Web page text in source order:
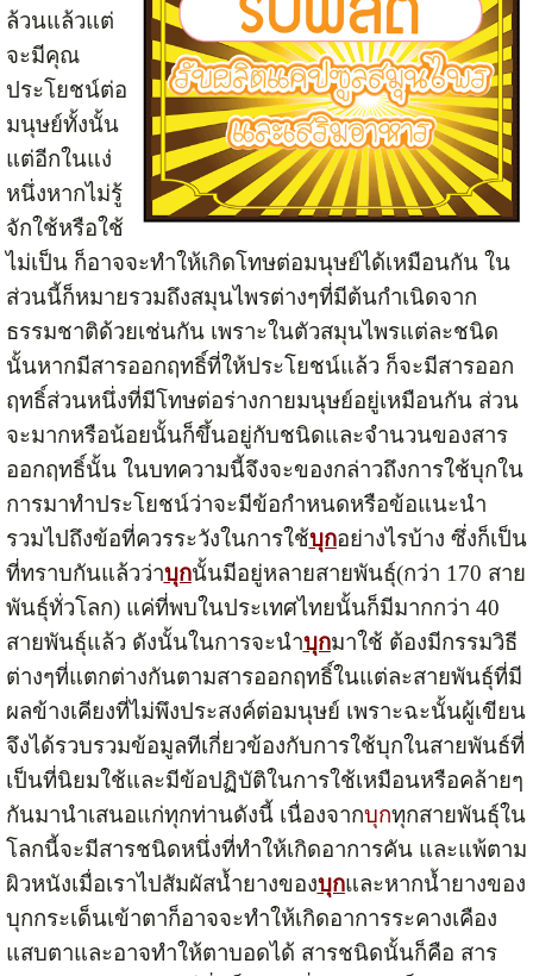
ล้วนแล้วแต่
จะมีคุณ
ประโยชน์ต่อ
มนุษย์ทั้งนั้น
แต่อีกในแง่
หนึ่งหากไม่รู้
จักใช้หรือใช้
ไม่เป็น ก็อาจจะทำให้เกิดโทษต่อมนุษย์ได้เหมือนกัน ใน
ส่วนนี้ก็หมายรวมถึงสมุนไพรต่างๆที่มีต้นกำเนิดจาก
ธรรมชาติด้วยเช่นกัน เพราะในตัวสมุนไพรแต่ละชนิด
นั้นหากมีสารออกฤทธิ์ที่ให้ประโยชน์แล้ว ก็จะมีสารออก
ฤทธิ์ส่วนหนึ่งที่มีโทษต่อร่างกายมนุษย์อยู่เหมือนกัน ส่วน
จะมากหรือน้อยนั้นก็ขึ้นอยู่กับชนิดและจำนวนของสาร
ออกฤทธิ์นั้น ในบทความนี้จึงจะของกล่าวถึงการใช้บุกใน
การมาทำประโยชน์ว่าจะมีข้อกำหนดหรือข้อแนะนำ
รวมไปถึงข้อที่ควรระวังในการใช้บุกอย่างไรบ้าง ซึ่งก็เป็น
ที่ทราบกันแล้วว่าบุกนั้นมีอยู่หลายสายพันธุ์(กว่า 170 สาย
พันธุ์ทั่วโลก) แค่ที่พบในประเทศไทยนั้นก็มีมากกว่า 40
สายพันธุ์แล้ว ดังนั้นในการจะนำบุกมาใช้ ต้องมีกรรมวิธี
ต่างๆที่แตกต่างกันตามสารออกฤทธิ์ในแต่ละสายพันธุ์ที่มี
ผลข้างเคียงที่ไม่พึงประสงค์ต่อมนุษย์ เพราะฉะนั้นผู้เขียน
จึงได้รวบรวมข้อมูลทีเกี่ยวข้องกับการใช้บุกในสายพันธ์ที่
เป็นที่นิยมใช้และมีข้อปฏิบัติในการใช้เหมือนหรือคล้ายๆ
กันมานำเสนอแก่ทุกท่านดังนี้ เนื่องจากบุกทุกสายพันธุ์ใน
โลกนี้จะมีสารชนิดหนึ่งที่ทำให้เกิดอาการคัน และแพ้ตาม
ผิวหนังเมื่อเราไปสัมผัสน้ำยางของบุกและหากน้ำยางของ
บุกกระเด็นเข้าตาก็อาจจะทำให้เกิดอาการระคางเคือง
แสบตาและอาจทำให้ตาบอดได้ สารชนิดนั้นก็คือ สาร